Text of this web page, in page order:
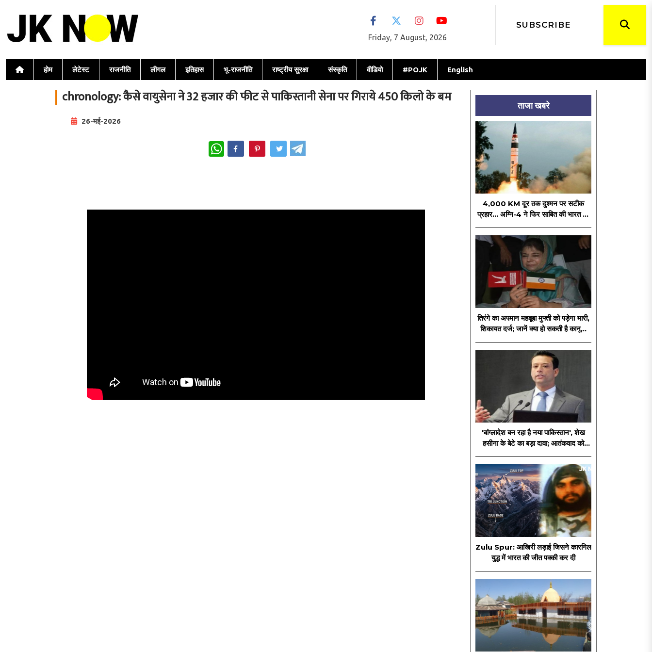
Friday, 7 August, 2026
SUBSCRIBE
होम लेटेस्ट राजनीति लीगल इतिहास भू-राजनीति राष्ट्रीय सुरक्षा संस्कृति वीडियो #POJK English
chronology: कैसे वायुसेना ने 32 हजार की फीट से पाकिस्तानी सेना पर गिराये 450 किलो के बम
26-मई-2026
WhatsApp
ताजा खबरे
4,000 KM दूर तक दुश्मन पर सटीक
प्रहार... अग्नि-4 ने फिर साबित की भारत की
तिरंगे का अपमान महबूबा मुफ्ती को पड़ेगा भारी,
शिकायत दर्ज; जानें क्या हो सकती है कानूनी
'बांग्लादेश बन रहा है नया पाकिस्तान', शेख
हसीना के बेटे का बड़ा दावा; आतंकवाद को
Zulu Spur: आखिरी लड़ाई जिसने कारगिल
युद्ध में भारत की जीत पक्की कर दी